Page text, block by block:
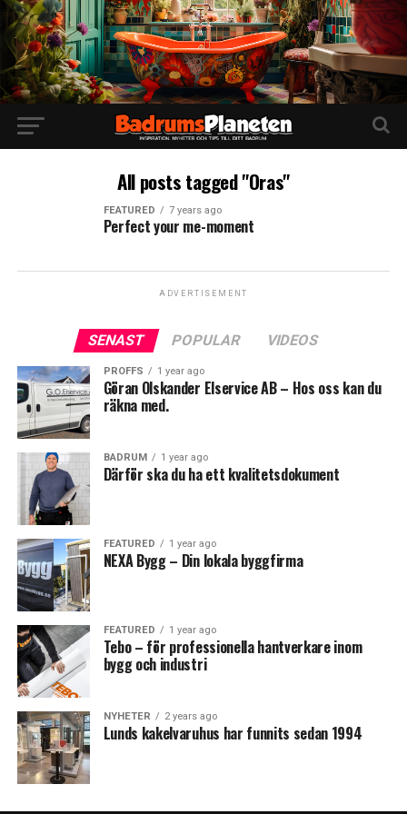
All posts tagged "Oras"
FEATURED 7 years ago
Perfect your me-moment
ADVERTISEMENT
SENAST POPULAR VIDEOS
PROFFS 1 year ago
Göran Olskander Elservice AB – Hos oss kan du
räkna med.
BADRUM 1 year ago
Därför ska du ha ett kvalitetsdokument
FEATURED 1 year ago
NEXA Bygg – Din lokala byggfirma
FEATURED 1 year ago
Tebo – för professionella hantverkare inom
bygg och industri
NYHETER 2 years ago
Lunds kakelvaruhus har funnits sedan 1994